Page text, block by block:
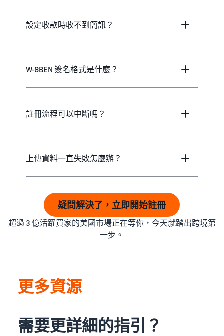
設定收款時收不到簡訊？
W-8BEN 簽名格式是什麼？
註冊流程可以中斷嗎？
上傳資料一直失敗怎麼辦？
疑問解決了，立即開始註冊
超過 3 億活躍買家的美國市場正在等你，今天就踏出跨境第
一步。
更多資源
需要更詳細的指引？